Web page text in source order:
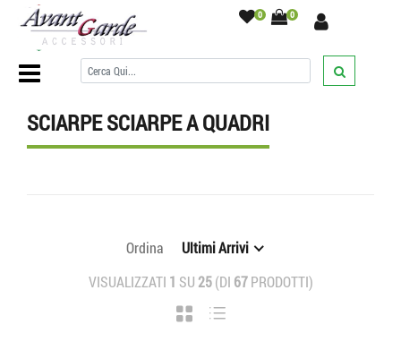
0 0
Home Page/SCIARPE/Sciarpe a quadri/
SCIARPE SCIARPE A QUADRI
Ordina
Ultimi Arrivi
VISUALIZZATI 1 SU 25(DI 67PRODOTTI)